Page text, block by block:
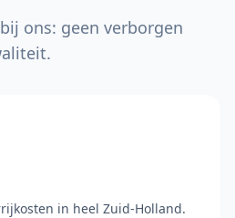
ons: geen verborgen
in heel Zuid-Holland.